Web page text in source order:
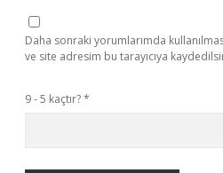
Daha sonraki yorumlarımda
ve site adresim bu tarayıcıya
9 - 5 kaçtır?*